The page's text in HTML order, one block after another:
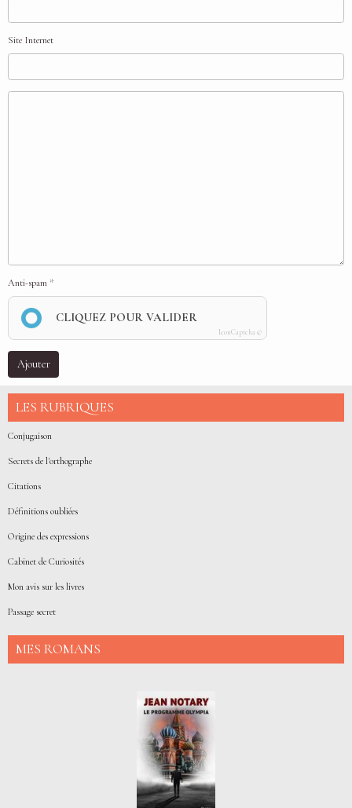
Site Internet
Anti-spam
CLIQUEZ POUR VALIDER
IconCaptcha ©
Ajouter
LES RUBRIQUES
Conjugaison
Secrets de l'orthographe
Citations
Définitions oubliées
Origine des expressions
Cabinet de Curiosités
Mon avis sur les livres
Passage secret
MES ROMANS